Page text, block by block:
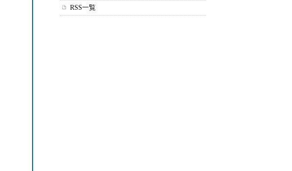
RSS一覧